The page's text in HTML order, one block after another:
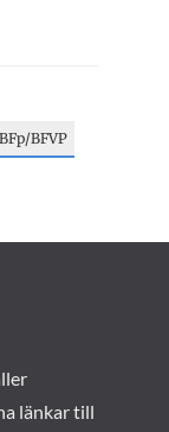
BFVP
länkar till